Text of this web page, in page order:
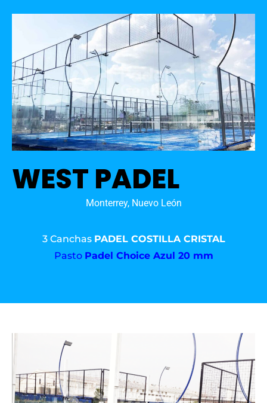
WEST PADEL
Monterrey, Nuevo León
3 Canchas PADEL COSTILLA CRISTAL
Pasto Padel Choice Azul 20 mm